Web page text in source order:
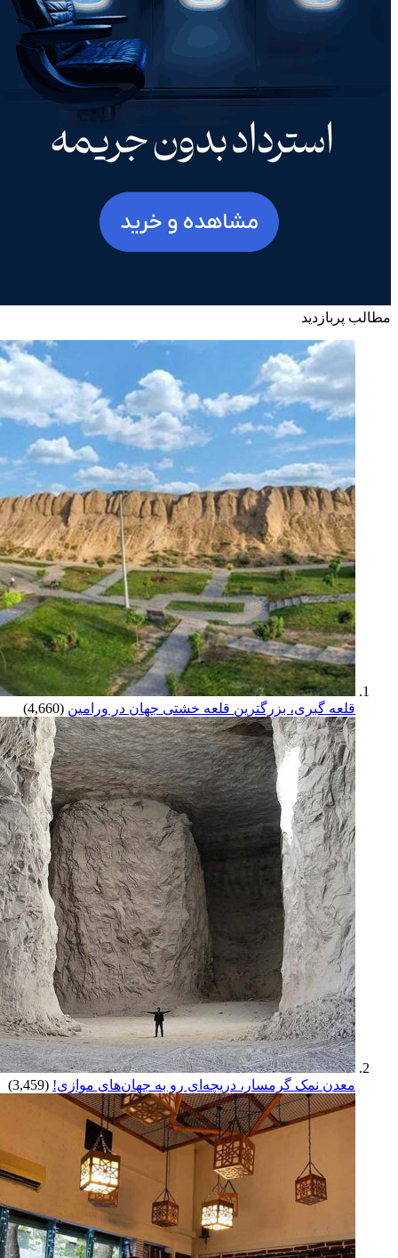
مطالب پربازدید
قلعه گبری، بزرگترین قلعه خشتی جهان در ورامین (4,660)
معدن نمک گرمسار، دریچه‌ای رو به جهان‌های موازی! (3,459)